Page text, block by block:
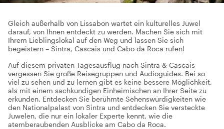
Gleich außerhalb von Lissabon wartet ein kulturelles Juwel
darauf, von Ihnen entdeckt zu werden. Machen Sie sich mit
Ihrem Lieblingslokal auf den Weg und lassen Sie sich
begeistern – Sintra, Cascais und Cabo da Roca rufen!
Auf diesem privaten Tagesausflug nach Sintra & Cascais
vergessen Sie große Reisegruppen und Audioguides. Bei so
viel zu sehen und zu lernen gibt es keine bessere Möglichkeit,
als mit einem sachkundigen Einheimischen an Ihrer Seite zu
erkunden. Entdecken Sie berühmte Sehenswürdigkeiten wie
den Nationalpalast von Sintra und entdecken Sie versteckte
Juwelen, die nur ein lokaler Experte kennt, wie die
atemberaubenden Ausblicke am Cabo da Roca.